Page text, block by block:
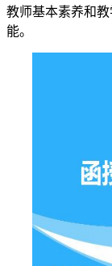
教师基本素养和
能。